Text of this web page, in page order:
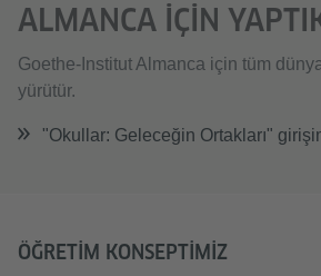
ALMANCA IÇIN
Goethe-Institut Almanca için tüm
yürütür.
"Okullar: Geleceğin Ortakları"
ÖĞRETIM KONSEPTIMIZ